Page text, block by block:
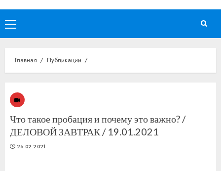
Основное
меню
Главная Публикации
Что такое пробация и почему это важно? /
ДЕЛОВОЙ ЗАВТРАК / 19.01.2021
26.02.2021